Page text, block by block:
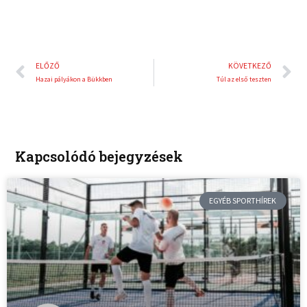
Előző
ELŐZŐ
Hazai pályákon a Bükkben
KÖVETKEZŐ
Túl az első teszten
Kapcsolódó bejegyzések
EGYÉB SPORTHÍREK